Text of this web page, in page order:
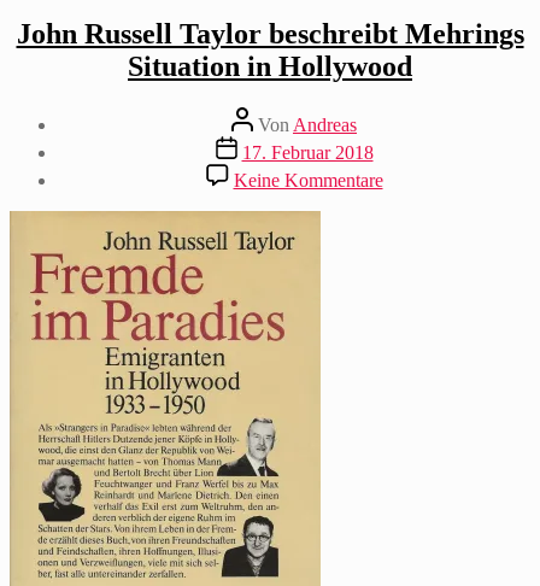
John Russell Taylor beschreibt Mehrings
Situation in Hollywood
Beitragsautor
Von Andreas
Beitragsdatum
17. Februar 2018
Keine Kommentarezu
John